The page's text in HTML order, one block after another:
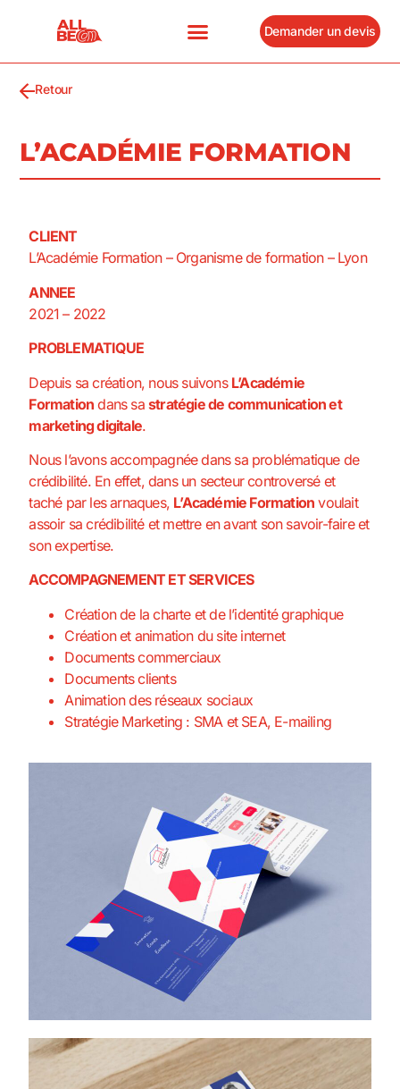
Demander un devis
Retour
L’ACADÉMIE FORMATION
CLIENT
L’Académie Formation – Organisme de formation – Lyon
ANNEE
2021 – 2022
PROBLEMATIQUE
Depuis sa création, nous suivons L’Académie
Formation dans sastratégie de communication et
marketing digitale.
Nous l’avons accompagnée dans sa problématique de
crédibilité. En effet, dans un secteur controversé et
taché par les arnaques, L’Académie Formation voulait
assoir sa crédibilité et mettre en avant son savoir-faire et
son expertise.
ACCOMPAGNEMENT ET SERVICES
Création de la charte et de l’identité graphique
Création et animation du site internet
Documents commerciaux
Documents clients
Animation des réseaux sociaux
Stratégie Marketing : SMA et SEA, E-mailing